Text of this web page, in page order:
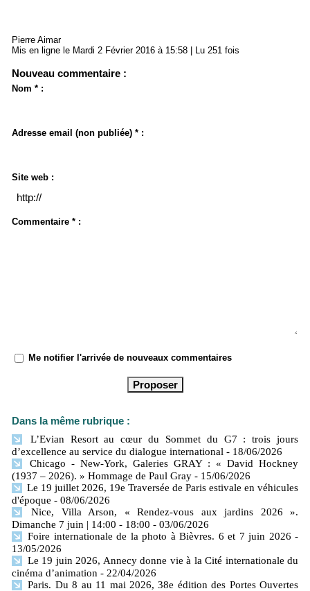
Pierre Aimar
Mis en ligne le Mardi 2 Février 2016 à 15:58 | Lu 251 fois
Nouveau commentaire :
Nom * :
Adresse email (non publiée) * :
Site web :
Commentaire * :
Me notifier l'arrivée de nouveaux commentaires
Dans la même rubrique :
L’Evian Resort au cœur du Sommet du G7 : trois jours
d’excellence au service du dialogue international - 18/06/2026
Chicago - New-York, Galeries GRAY : « David Hockney
(1937 – 2026). » Hommage de Paul Gray - 15/06/2026
Le 19 juillet 2026, 19e Traversée de Paris estivale en véhicules
d'époque - 08/06/2026
Nice, Villa Arson, « Rendez-vous aux jardins 2026 ».
Dimanche 7 juin | 14:00 - 18:00 - 03/06/2026
Foire internationale de la photo à Bièvres. 6 et 7 juin 2026 -
13/05/2026
Le 19 juin 2026, Annecy donne vie à la Cité internationale du
cinéma d’animation - 22/04/2026
Paris. Du 8 au 11 mai 2026, 38e édition des Portes Ouvertes